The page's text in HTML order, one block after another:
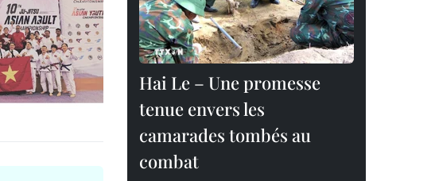
Hai Le – Une promesse
tenue envers les
camarades tombés au
combat